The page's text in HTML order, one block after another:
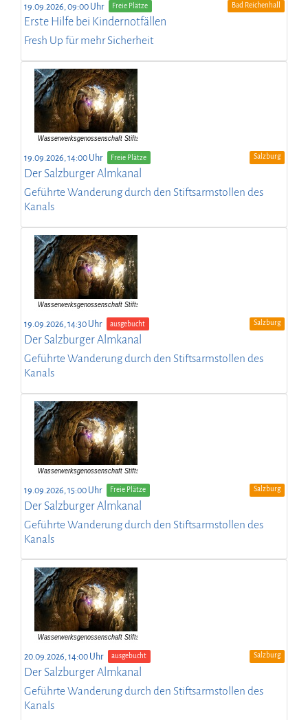
19.09.2026, 09:00 Uhr Freie Plätze Bad Reichenhall
Erste Hilfe bei Kindernotfällen
Fresh Up für mehr Sicherheit
19.09.2026, 14:00 Uhr Freie Plätze Salzburg
Der Salzburger Almkanal
Geführte Wanderung durch den Stiftsarmstollen des
Kanals
19.09.2026, 14:30 Uhr ausgebucht Salzburg
Der Salzburger Almkanal
Geführte Wanderung durch den Stiftsarmstollen des
Kanals
19.09.2026, 15:00 Uhr Freie Plätze Salzburg
Der Salzburger Almkanal
Geführte Wanderung durch den Stiftsarmstollen des
Kanals
20.09.2026, 14:00 Uhr ausgebucht Salzburg
Der Salzburger Almkanal
Geführte Wanderung durch den Stiftsarmstollen des
Kanals